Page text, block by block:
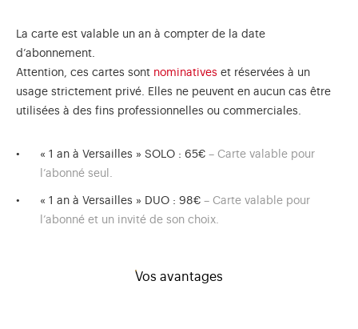
La carte est valable un an à compter de la date
d’abonnement.
Attention, ces cartes sont nominatives et réservées à un
usage strictement privé. Elles ne peuvent en aucun cas être
utilisées à des fins professionnelles ou commerciales.
« 1 an à Versailles » SOLO : 65€ – Carte valable pour
l’abonné seul.
« 1 an à Versailles » DUO : 98€ – Carte valable pour
l’abonné et un invité de son choix.
Vos avantages